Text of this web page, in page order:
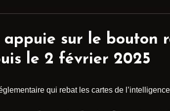
appuie sur le bouton
le 2 février 2025
qui rebat les cartes de